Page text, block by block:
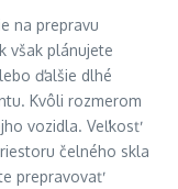
na prepravu
však plánujete
ďalšie dlhé
Kvôli rozmerom
vozidla. Veľkosť
čelného skla
prepravovať